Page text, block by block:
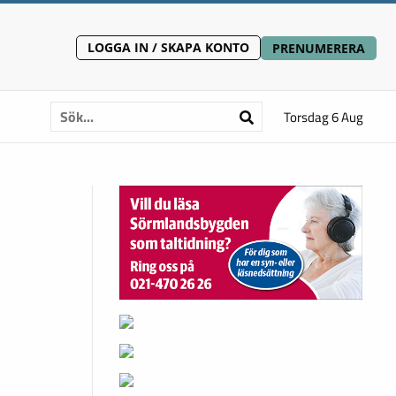
LOGGA IN / SKAPA KONTO PRENUMERERA
Torsdag 6 Aug